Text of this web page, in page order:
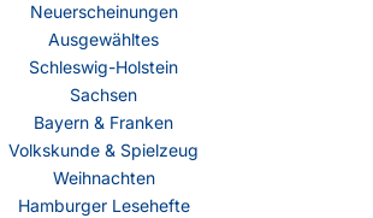
Neuerscheinungen
Ausgewähltes
Schleswig-Holstein
Sachsen
Bayern & Franken
Volkskunde & Spielzeug
Weihnachten
Hamburger Lesehefte